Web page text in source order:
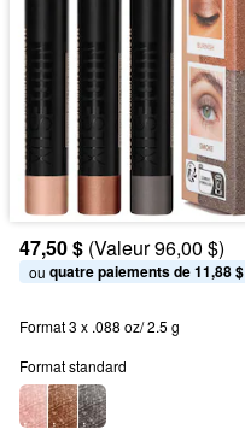
47,50 $ (Valeur 96,00 $)
ou quatre paiements de 11,88 $
Format 3 x .088 oz/ 2.5 g
Format standard